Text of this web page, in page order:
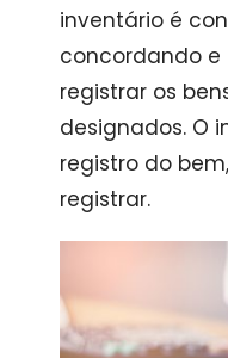
inventário é
concordando e
registrar os
designados. O
registro do
registrar.